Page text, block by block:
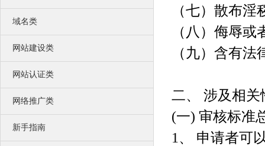
域名类
网站建设类
网站认证类
网络推广类
新手指南
（七）散布
（八）侮辱
（九）含有
二、 涉及相
(一) 审核标准
1、 申请者可